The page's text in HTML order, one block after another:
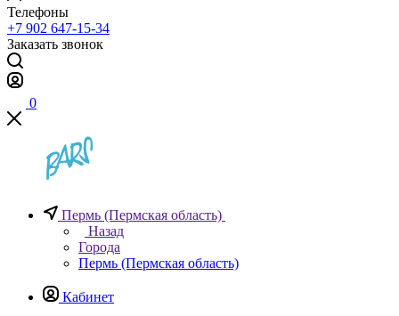
Телефоны
+7 902 647-15-34
Заказать звонок
0
Пермь (Пермская область)
Назад
Города
Пермь (Пермская область)
Кабинет